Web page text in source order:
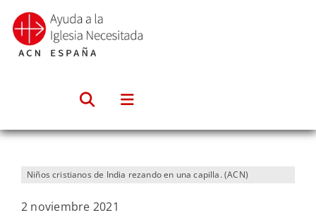
Saltar
contenido
Niños cristianos de India rezando en una capilla. (ACN)
2 noviembre 2021